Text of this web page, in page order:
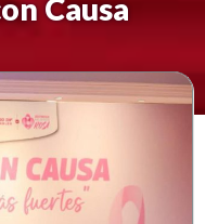
Causa